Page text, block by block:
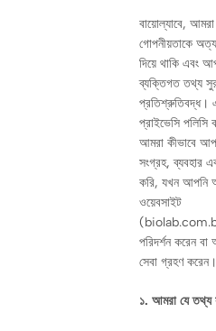
বায়োল্যাবে,
গোপনীয়তাকে
দিয়ে থাকি এবং
ব্যক্তিগত তথ্য
প্রতিশ্রুতিবদ্ধ।
প্রাইভেসি পলিসি
আমরা কীভাবে
সংগ্রহ, ব্যবহার
করি, যখন আপনি
ওয়েবসাইট
পরিদর্শন করেন বা
সেবা গ্রহণ করেন।
১. আমরা যে তথ্য